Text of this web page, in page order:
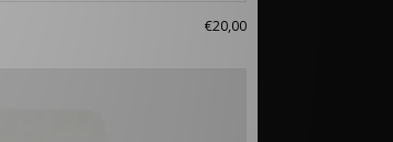
€20,00